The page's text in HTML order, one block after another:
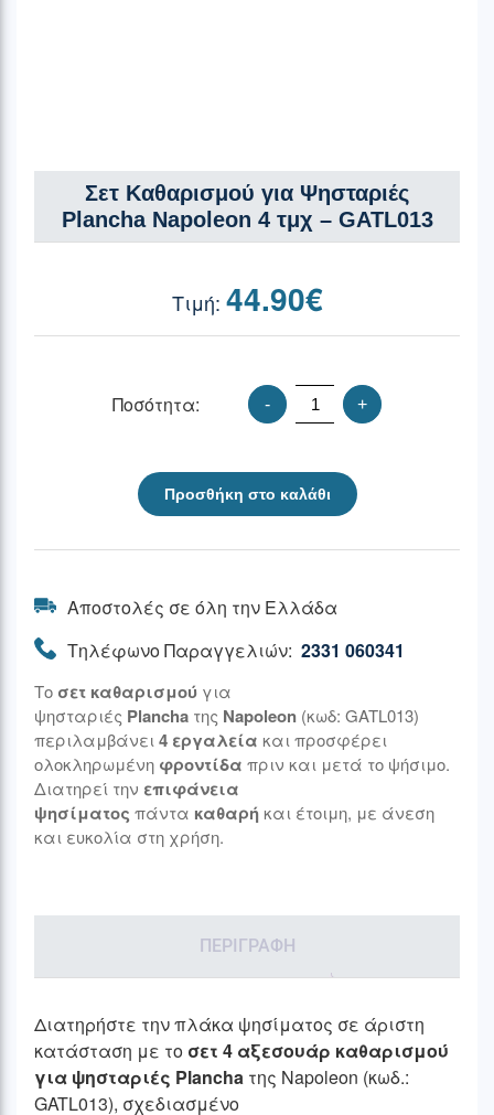
Σετ Καθαρισμού για Ψησταριές
Plancha Napoleon 4 τμχ – GATL013
44.90€
Ποσότητα: - +
Προσθήκη στο καλάθι
Αποστολές σε όλη την Ελλάδα
Τηλέφωνο Παραγγελιών: 2331 060341
Το σετ καθαρισμού για
ψησταριές Plancha της Napoleon (κωδ: GATL013)
περιλαμβάνει 4 εργαλεία και προσφέρει
ολοκληρωμένη φροντίδα πριν και μετά το ψήσιμο.
Διατηρεί την επιφάνεια
ψησίματος πάντα καθαρή και έτοιμη, με άνεση
και ευκολία στη χρήση.
ΠΕΡΙΓΡΑΦΉ
Διατηρήστε την πλάκα ψησίματος σε άριστη
κατάσταση με το σετ 4 αξεσουάρ καθαρισμού
για ψησταριές Plancha της Napoleon (κωδ.:
GATL013), σχεδιασμένο